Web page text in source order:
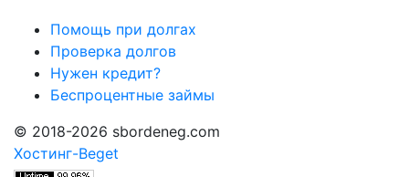
Помощь при долгах
Проверка долгов
Нужен кредит?
Беспроцентные займы
© 2018-2026 sbordeneg.com
Хостинг-Beget